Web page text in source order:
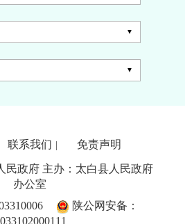
联系我们 免责声明
民政府 主办：太白县人民政府
办公室
陕公网安备：